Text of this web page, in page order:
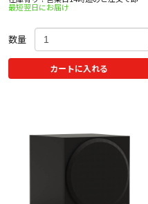
出荷！
最短翌日にお届け
数量
カートに入れる